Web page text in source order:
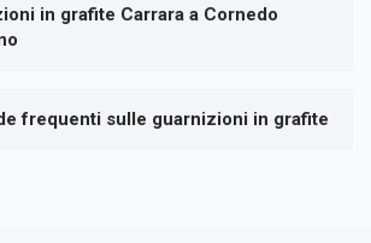
in grafite Carrara a Cornedo
frequenti sulle guarnizioni in grafite